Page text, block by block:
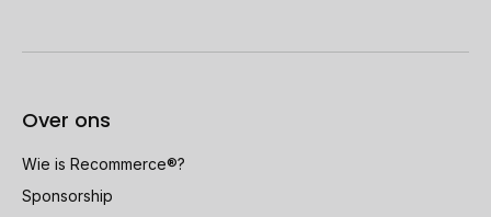
Over ons
Wie is Recommerce®?
Sponsorship